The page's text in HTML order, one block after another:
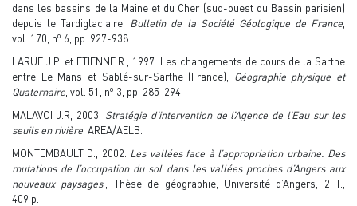
dans les bassins de la Maine et du Cher (sud-ouest du Bassin parisien)
depuis le Tardiglaciaire, Bulletin de la Société Géologique de France
vol. 170, no 6, pp. 927-938.
LARUE J.P. et ETIENNE R., 1997. Les changements de cours de la Sarthe
entre Le Mans et Sablé-sur-Sarthe (France), Géographie physique et
Quaternaire , vol. 51, no 3, pp. 285-294.
MALAVOI J.R, 2003. Stratégie d’intervention de l’Agence de l’Eau sur les
seuils en rivière . AREA/AELB.
MONTEMBAULT D., 2002. Les vallées face à l’appropriation urbaine. Des
mutations de l’occupation du sol dans les vallées proches d’Angers aux
nouveaux paysages., Thèse de géographie, Université d’Angers, 2 T.,
409 p.